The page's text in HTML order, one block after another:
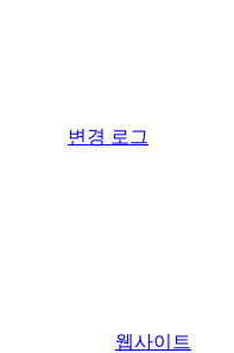
변경 로그
웹사이트